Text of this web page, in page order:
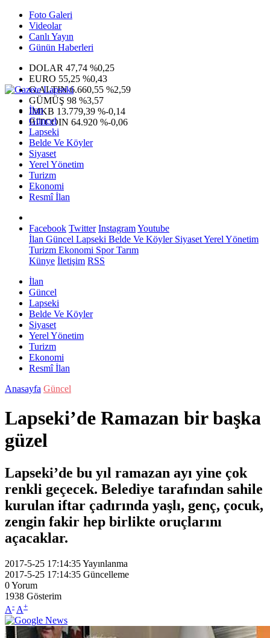
Foto Galeri
Videolar
Canlı Yayın
Günün Haberleri
DOLAR 47,74 %0,25
EURO 55,25 %0,43
G.ALTIN6.660,55 %2,59
GÜMÜŞ 98 %3,57
IMKB 13.779,39 %-0,14
BITCOIN 64.920 %-0,06
İlan
Güncel
Lapseki
Belde Ve Köyler
Siyaset
Yerel Yönetim
Turizm
Ekonomi
Resmî İlan
Facebook Twitter InstagramYoutube
İlan Güncel Lapseki Belde Ve KöylerSiyasetYerel Yönetim
Turizm Ekonomi SporTarım
Künye İletişim RSS
İlan
Güncel
Lapseki
Belde Ve Köyler
Siyaset
Yerel Yönetim
Turizm
Ekonomi
Resmî İlan
Anasayfa Güncel
Lapseki’de Ramazan bir başka
güzel
Lapseki’de bu yıl ramazan ayı yine çok
renkli geçecek. Belediye tarafından sahile
kurulan iftar çadırında yaşlı, genç, çocuk,
zengin fakir hep birlikte oruçlarını
açacaklar.
2017-5-25 17:14:35Yayınlanma
2017-5-25 17:14:35 Güncelleme
0Yorum
1938 Gösterim
A- A+